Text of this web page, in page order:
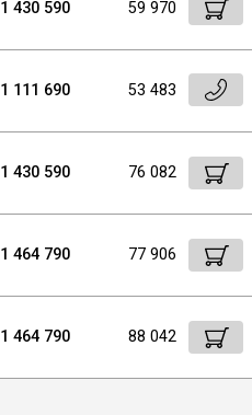
1 430 590 59 970
1 111 690 53 483
1 430 590 76 082
1 464 790 77 906
1 464 790 88 042